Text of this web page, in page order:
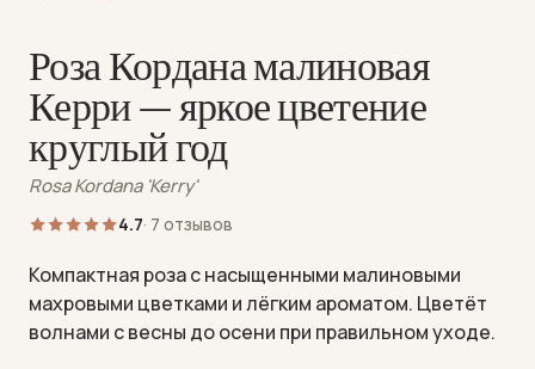
Роза Кордана малиновая
Керри — яркое цветение
круглый год
Rosa Kordana 'Kerry'
4.7· 7 отзывов
Компактная роза с насыщенными малиновыми
махровыми цветками и лёгким ароматом. Цветёт
волнами с весны до осени при правильном уходе.